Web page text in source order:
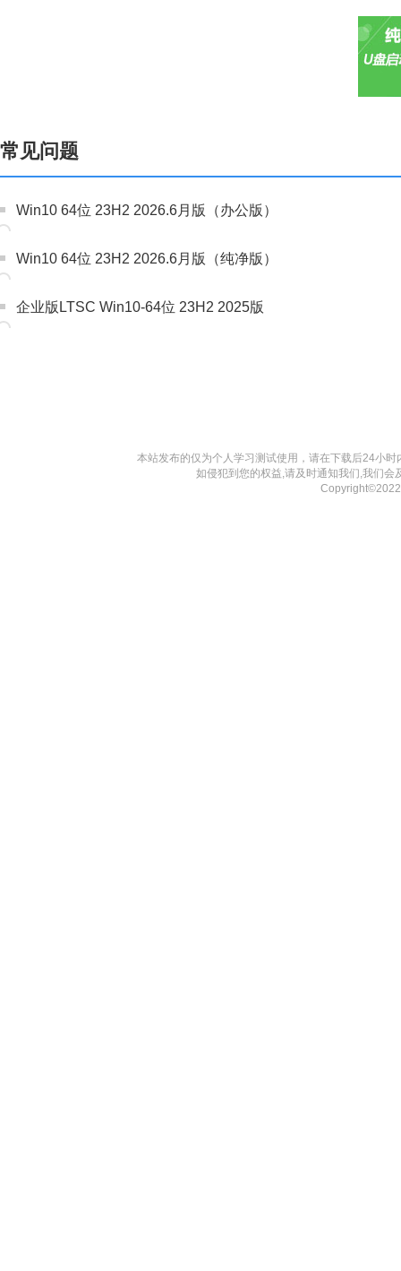
常见问题
Win10 64位 23H2 2026.6月版（办公版）
Win10 64位 23H2 2026.6月版（纯净版）
企业版LTSC Win10-64位 23H2 2025版
本站发布的仅为个人学习测试使用，请在下载后24小
如侵犯到您的权益,请及时通知我们,我们